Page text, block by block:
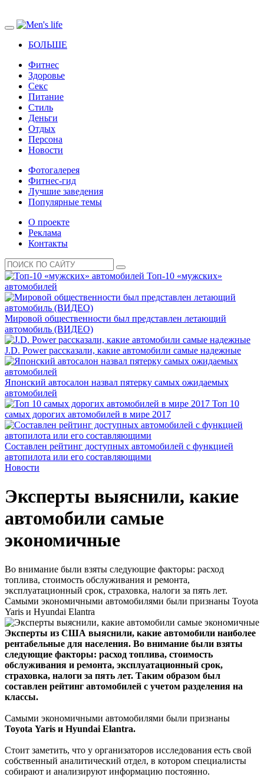
БОЛЬШЕ
Фитнес
Здоровье
Секс
Питание
Стиль
Деньги
Отдых
Персона
Новости
Фотогалерея
Фитнес-гид
Лучшие заведения
Популярные темы
О проекте
Реклама
Контакты
Топ-10 «мужских»
автомобилей
Мировой общественности был представлен летающий
автомобиль (ВИДЕО)
J.D. Power рассказали, какие автомобили самые надежные
Японский автосалон назвал пятерку самых ожидаемых
автомобилей
Топ 10
самых дорогих автомобилей в мире 2017
Составлен рейтинг доступных автомобилей с функцией
автопилота или его составляющими
Новости
Эксперты выяснили, какие
автомобили самые
экономичные
Во внимание были взяты следующие факторы: расход
топлива, стоимость обслуживания и ремонта,
эксплуатационный срок, страховка, налоги за пять лет.
Самыми экономичными автомобилями были признаны Toyota
Yaris и Hyundai Elantra
Эксперты из США выяснили, какие автомобили наиболее
рентабельные для населения. Во внимание были взяты
следующие факторы: расход топлива, стоимость
обслуживания и ремонта, эксплуатационный срок,
страховка, налоги за пять лет. Таким образом был
составлен рейтинг автомобилей с учетом разделения на
классы.
Самыми экономичными автомобилями были признаны
Toyota Yaris и Hyundai Elantra.
Стоит заметить, что у организаторов исследования есть свой
собственный аналитический отдел, в котором специалисты
собирают и анализируют информацию постоянно.